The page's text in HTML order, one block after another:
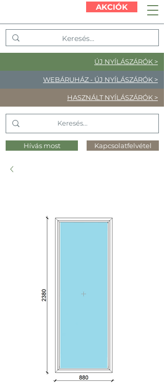
ÚJ NYÍLÁSZÁRÓK >
WEBÁRUHÁZ - ÚJ NYÍLÁSZÁRÓK >
HASZNÁLT NYÍLÁSZÁRÓK >
AKCIÓK
Hívás most Kapcsolatfelvétel